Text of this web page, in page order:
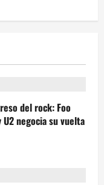
del rock: Foo
negocia su vuelta